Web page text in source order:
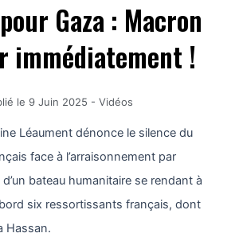
Gaza : Macron
immédiatement !
le 9 Juin 2025 - Vidéos
Léaument dénonce le silence du
face à l’arraisonnement par
d’un bateau humanitaire se rendant à
six ressortissants français, dont
Hassan.